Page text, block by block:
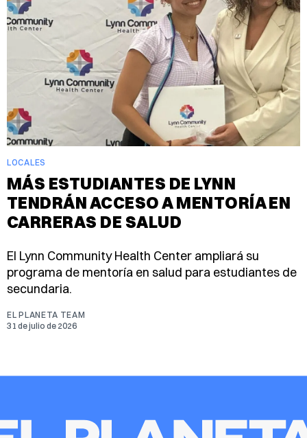
LOCALES
MÁS ESTUDIANTES DE LYNN
TENDRÁN ACCESO A MENTORÍA EN
CARRERAS DE SALUD
El Lynn Community Health Center ampliará su
programa de mentoría en salud para estudiantes de
secundaria.
EL PLANETA TEAM
31 de julio de 2026